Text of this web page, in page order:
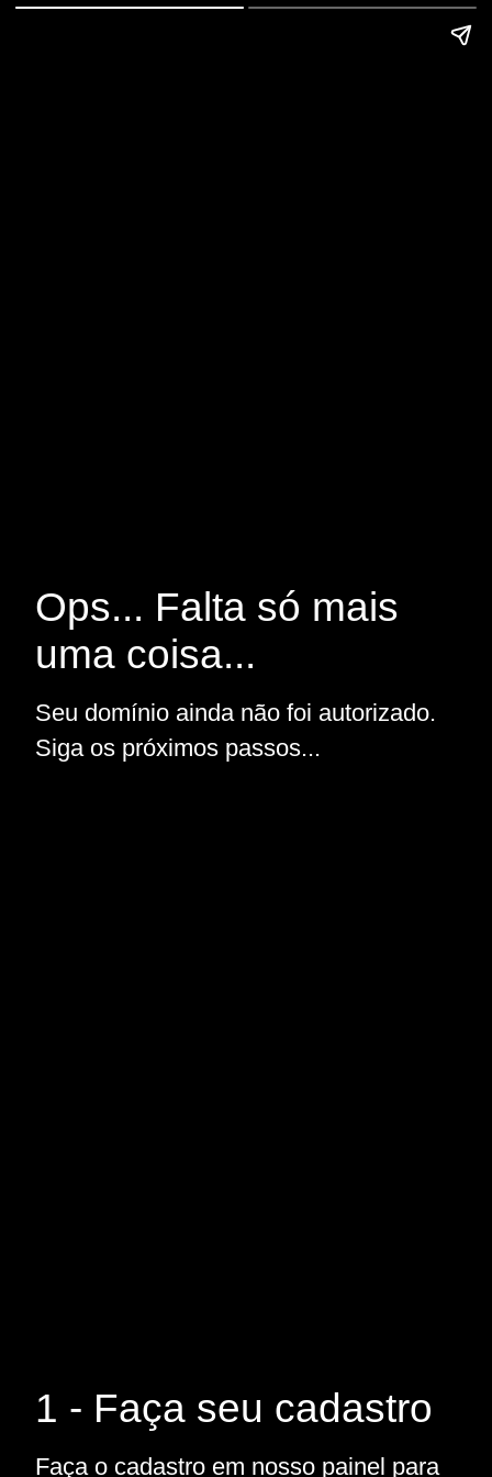
Ops... Falta só mais
uma coisa...
Seu domínio ainda não foi autorizado.
Siga os próximos passos...
1 - Faça seu cadastro
Faça o cadastro em nosso painel para